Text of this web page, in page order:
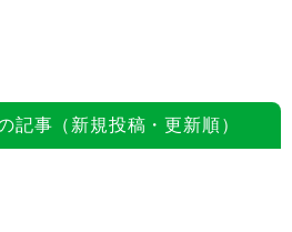
記事（新規投稿・更新順）